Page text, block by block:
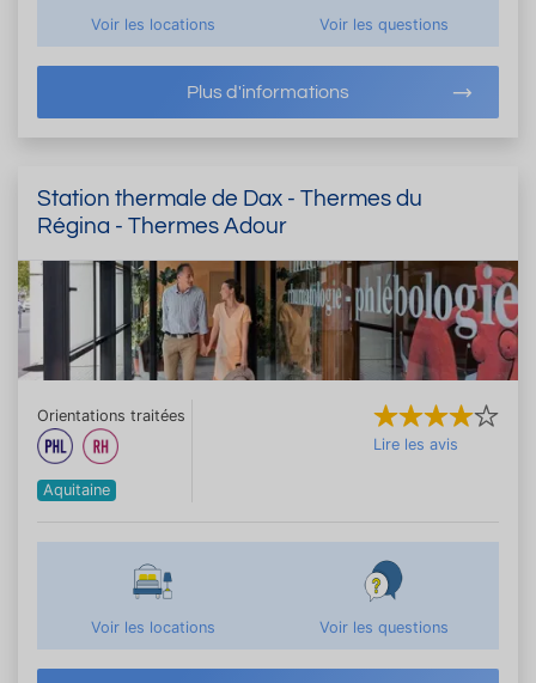
Voir les locations Voir les questions
Plus d'informations
Station thermale de Dax - Thermes du
Régina - Thermes Adour
Orientations traitées
Aquitaine
Lire les avis
Voir les locations Voir les questions